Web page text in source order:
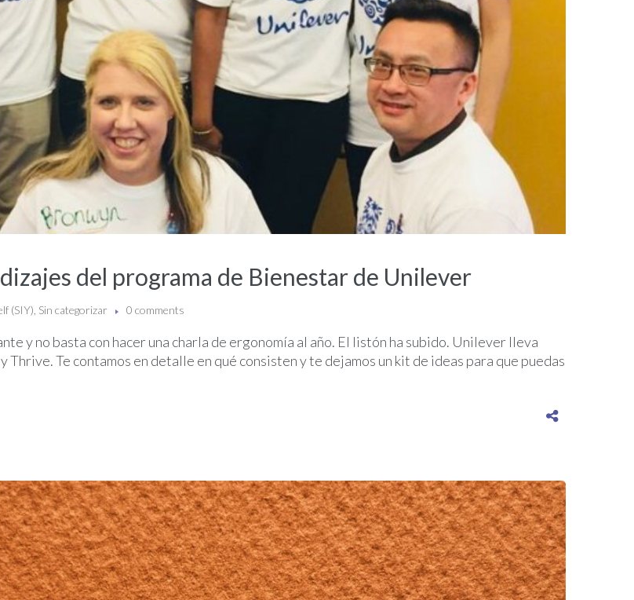
del programa de Bienestar de Unilever
(SIY) Sin categorizar 0 comments
y no basta con hacer una charla de ergonomía al año. El listón ha subido. Unilever lleva
Te contamos en detalle en qué consisten y te dejamos un kit de ideas para que puedas